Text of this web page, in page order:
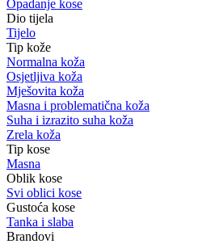
Opadanje kose
Dio tijela
Tijelo
Tip kože
Normalna koža
Osjetljiva koža
Mješovita koža
Masna i problematična koža
Suha i izrazito suha koža
Zrela koža
Tip kose
Masna
Oblik kose
Svi oblici kose
Gustoća kose
Tanka i slaba
Brandovi